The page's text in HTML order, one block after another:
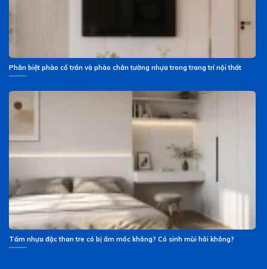
Phân biệt phào cổ trần và phào chân tường nhựa trong trang trí nội thất
Tấm nhựa đặc than tre có bị ẩm mốc không? Có sinh mùi hôi không?